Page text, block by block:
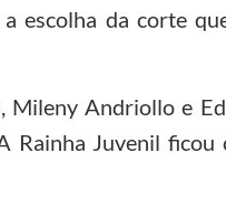
escolha da corte
Mileny Andriollo e
Rainha Juvenil ficou